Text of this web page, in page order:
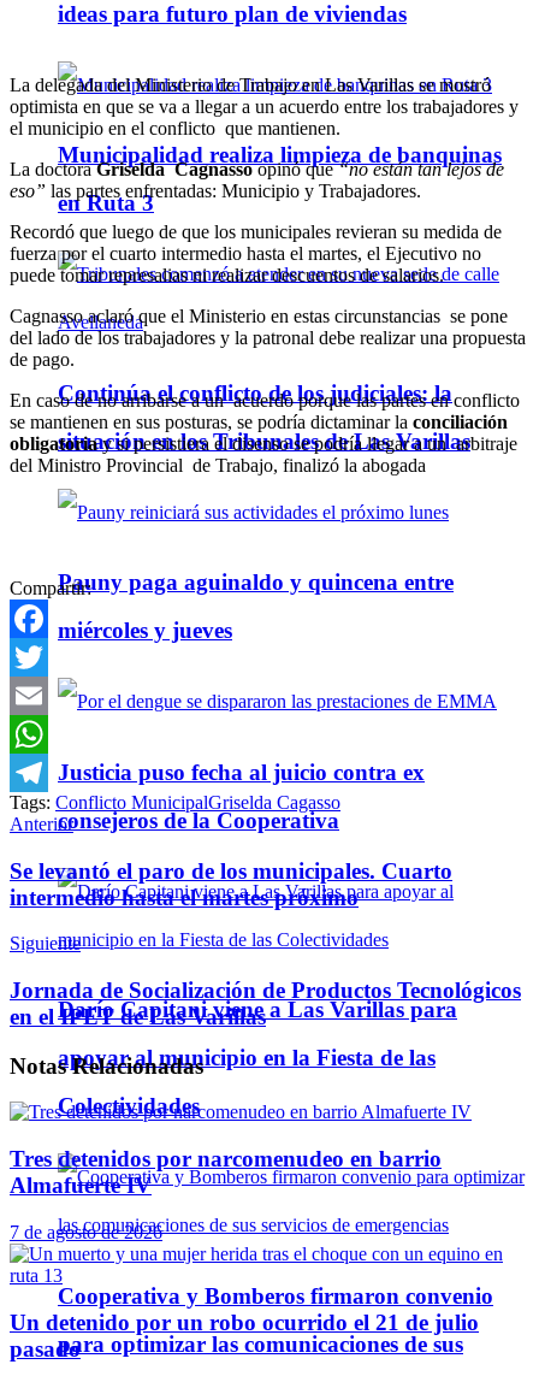
ideas para futuro plan de viviendas
Municipalidad realiza limpieza de banquinas
en Ruta 3
Continúa el conflicto de los judiciales: la
situación en los Tribunales de Las Varillas
Pauny paga aguinaldo y quincena entre
miércoles y jueves
Justicia puso fecha al juicio contra ex
consejeros de la Cooperativa
Darío Capitani viene a Las Varillas para
apoyar al municipio en la Fiesta de las
Colectividades
Cooperativa y Bomberos firmaron convenio
para optimizar las comunicaciones de sus
La delegada del Ministerio de Trabajo en Las Varillas se mostró
optimista en que se va a llegar a un acuerdo entre los trabajadores y
el municipio en el conflicto que mantienen.
La doctoraGriselda Cagnassoopinó que“no están tan lejos de
eso” las partes enfrentadas: Municipio y Trabajadores.
Recordó que luego de que los municipales revieran su medida de
fuerza por el cuarto intermedio hasta el martes, el Ejecutivo no
puede tomar represalias ni realizar descuentos de salarios.
Cagnasso aclaró que el Ministerio en estas circunstancias se pone
del lado de los trabajadores y la patronal debe realizar una propuesta
de pago.
En caso de no arribarse a un acuerdo porque las partes en conflicto
se mantienen en sus posturas, se podría dictaminar la conciliación
obligatoriay si persistiera el disenso se podría llegar a un arbitraje
del Ministro Provincial de Trabajo, finalizó la abogada
Compartir:
Facebook
Twitter
Email
WhatsApp
Telegram
Tags: Conflicto MunicipalGriselda Cagasso
Anterior
Se levantó el paro de los municipales. Cuarto
intermedio hasta el martes próximo
Siguiente
Jornada de Socialización de Productos Tecnológicos
en el IPET de Las Varillas
NotasRelacionadas
Tres detenidos por narcomenudeo en barrio
Almafuerte IV
7 de agosto de 2026
Un detenido por un robo ocurrido el 21 de julio
pasado